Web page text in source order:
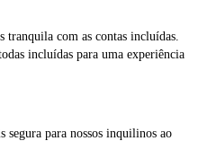
tranquila com as contas incluídas.
incluídas para uma experiência
segura para nossos inquilinos ao